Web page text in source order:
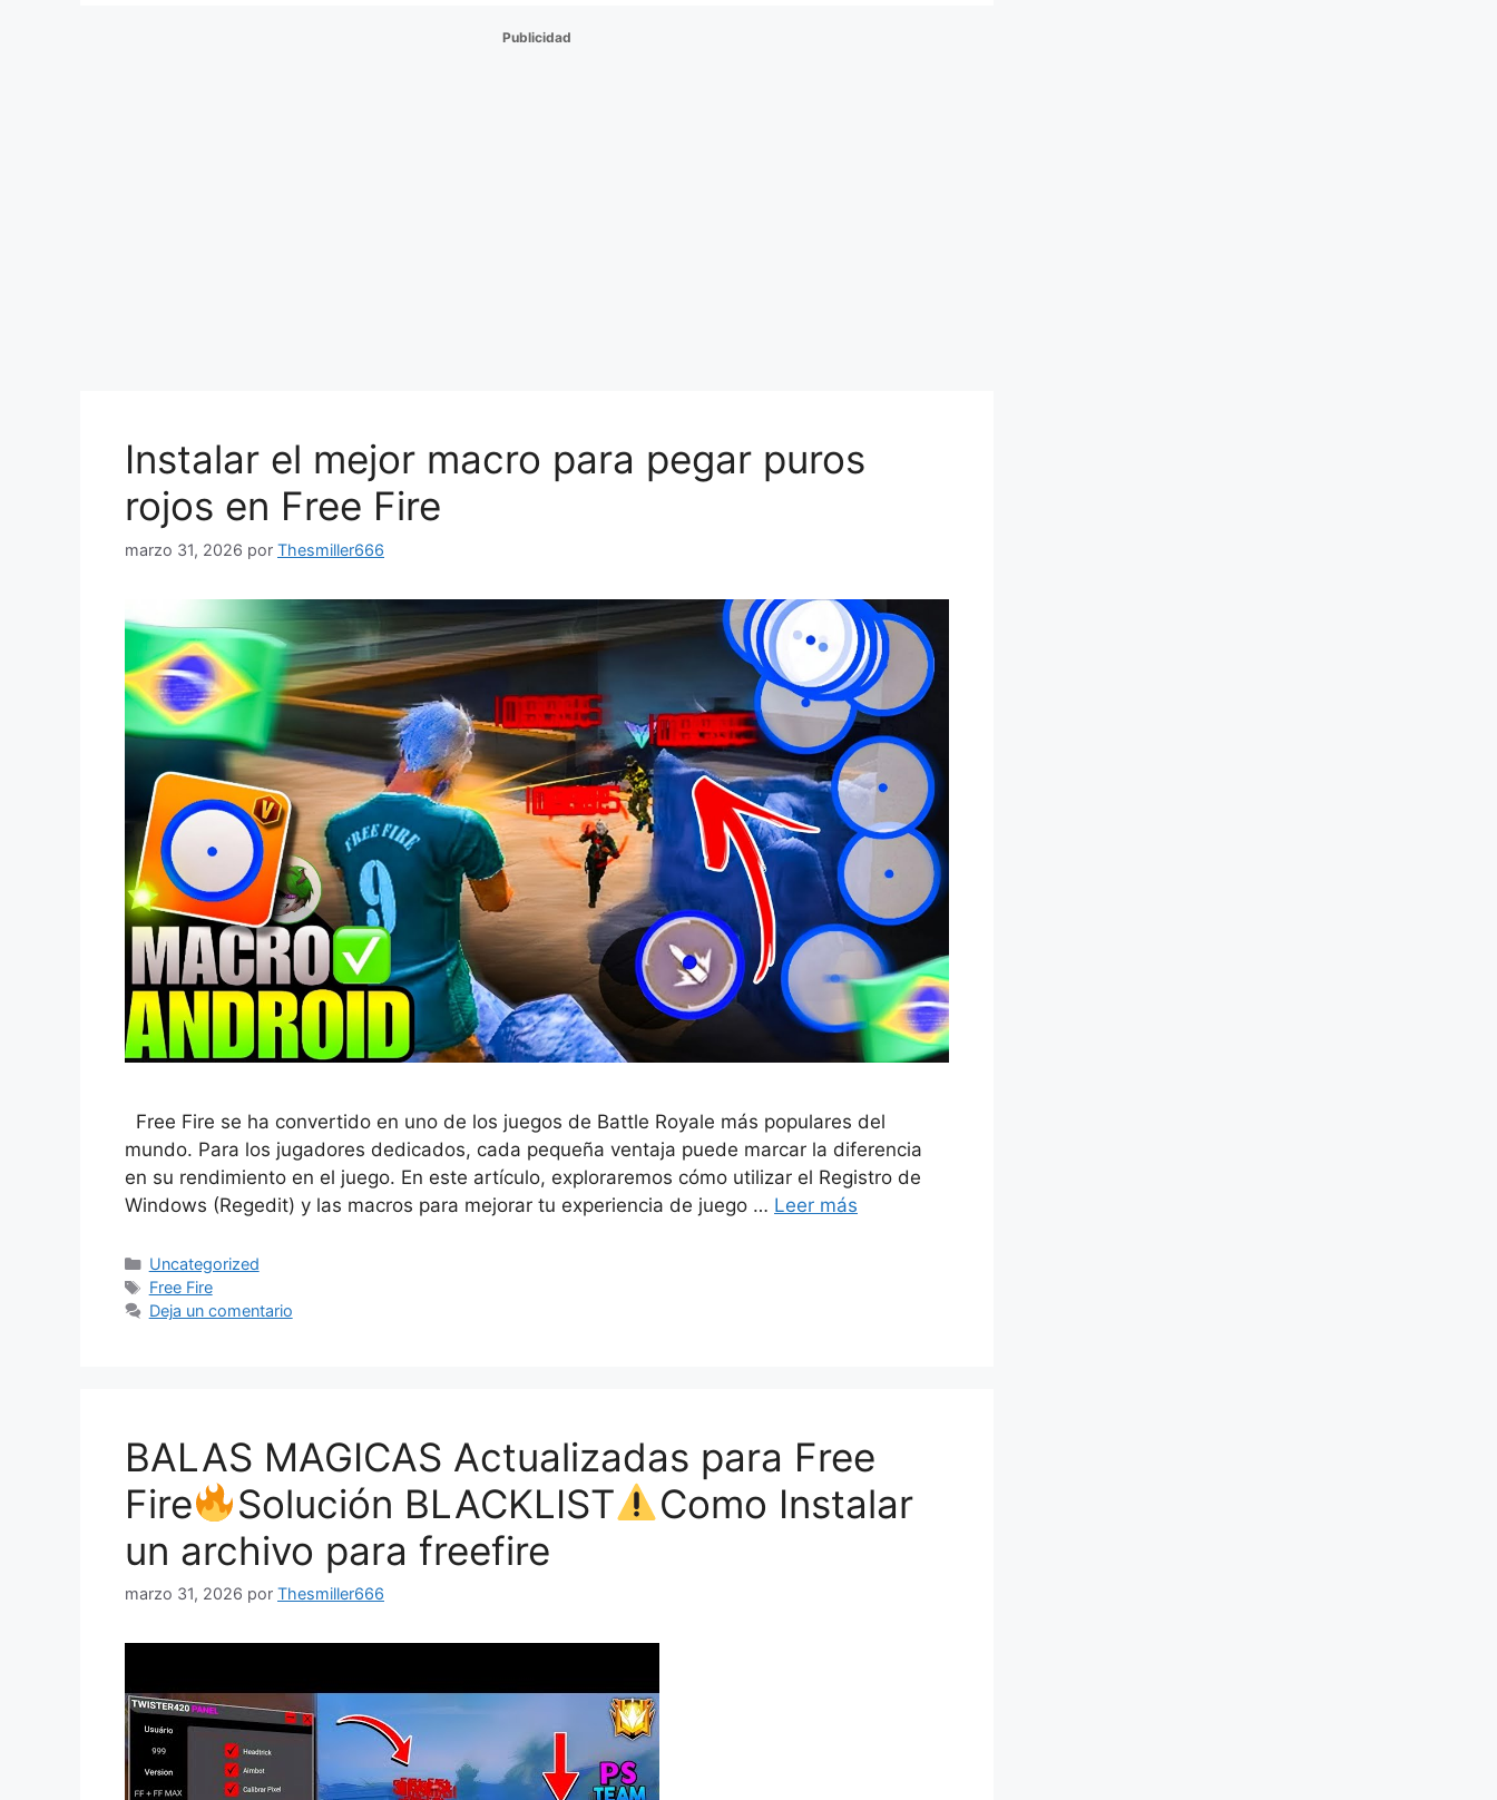
Publicidad
Instalar el mejor macro para pegar puros
rojos en Free Fire
marzo 31, 2026 por Thesmiller666
Free Fire se ha convertido en uno de los juegos de Battle Royale más populares del
mundo. Para los jugadores dedicados, cada pequeña ventaja puede marcar la diferencia
en su rendimiento en el juego. En este artículo, exploraremos cómo utilizar el Registro de
Windows (Regedit) y las macros para mejorar tu experiencia de juego … Leer más
Categorías
Uncategorized
Etiquetas
Free Fire
Deja un comentario
BALAS MAGICAS Actualizadas para Free
Fire
Solución BLACKLIST
Como Instalar
un archivo para freefire
marzo 31, 2026 por Thesmiller666